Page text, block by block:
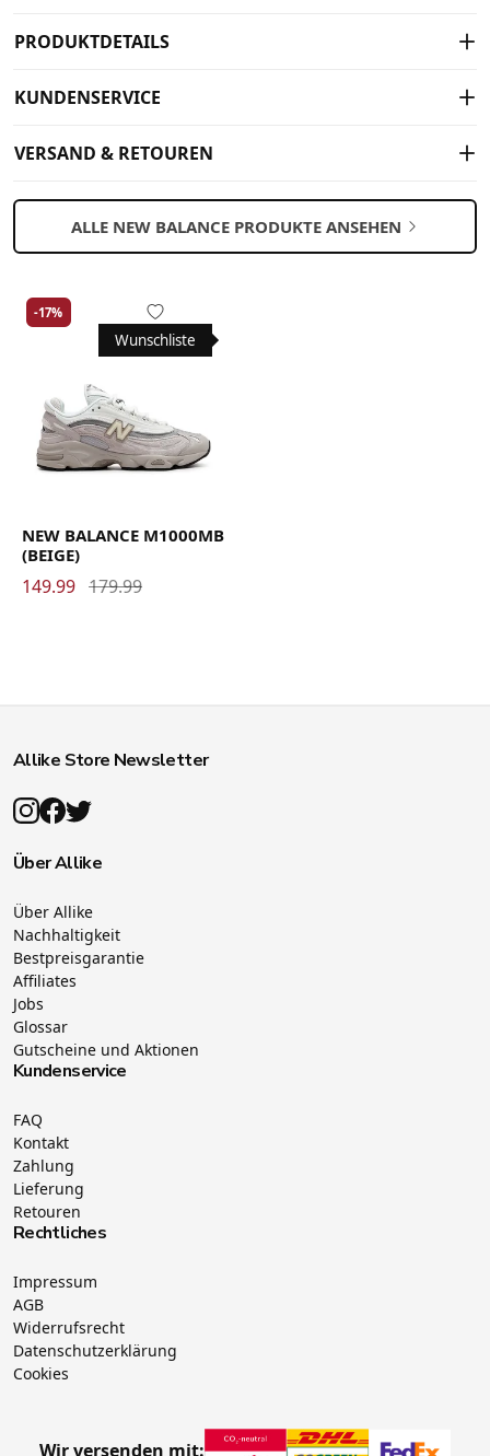
PRODUKTDETAILS
KUNDENSERVICE
VERSAND & RETOUREN
ALLE NEW BALANCE PRODUKTE ANSEHEN
Wunschliste
-17%
NEW BALANCE M1000MB
(BEIGE)
149.99 179.99
Allike Store Newsletter
Über Allike
Über Allike
Nachhaltigkeit
Bestpreisgarantie
Affiliates
Jobs
Glossar
Gutscheine und Aktionen
Kundenservice
FAQ
Kontakt
Zahlung
Lieferung
Retouren
Rechtliches
Impressum
AGB
Widerrufsrecht
Datenschutzerklärung
Cookies
Wir versenden mit: